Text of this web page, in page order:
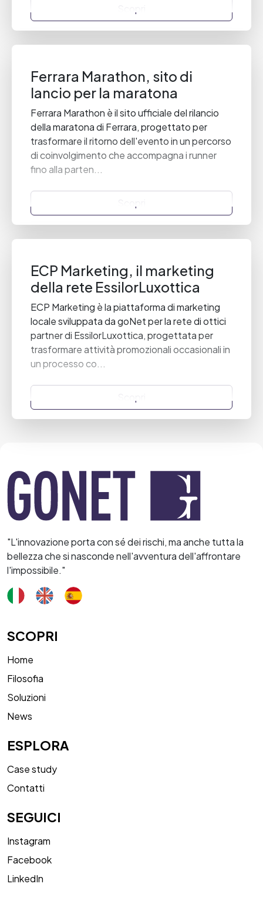
Ferrara Marathon, sito di
lancio per la maratona
Ferrara Marathon è il sito ufficiale del rilancio
della maratona di Ferrara, progettato per
trasformare il ritorno dell'evento in un percorso
di coinvolgimento che accompagna i runner
fino alla parten...
ECP Marketing, il marketing
della rete EssilorLuxottica
ECP Marketing è la piattaforma di marketing
locale sviluppata da goNet per la rete di ottici
partner di EssilorLuxottica, progettata per
trasformare attività promozionali occasionali in
un processo co...
"L'innovazione porta con sé dei rischi, ma anche tutta la
bellezza che si nasconde nell'avventura dell'affrontare
l'impossibile."
SCOPRI
Home
Filosofia
Soluzioni
News
ESPLORA
Case study
Contatti
SEGUICI
Instagram
Facebook
LinkedIn